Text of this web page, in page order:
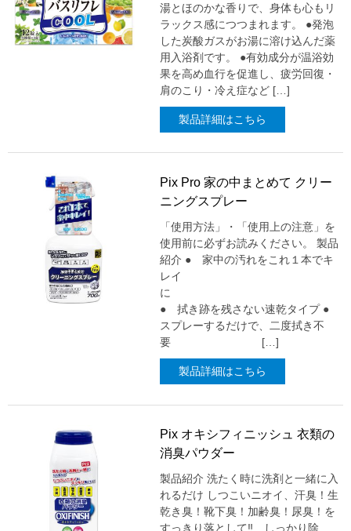
湯とほのかな香りで、身体も心もリ
ラックス感につつまれます。 ●発泡
した炭酸ガスがお湯に溶け込んだ薬
用入浴剤です。 ●有効成分が温浴効
果を高め血行を促進し、疲労回復・
肩のこり・冷え症など […]
製品詳細はこちら
Pix Pro 家の中まとめて クリー
ニングスプレー
「使用方法」・「使用上の注意」を
使用前に必ずお読みください。 製品
紹介 ● 家中の汚れをこれ１本でキ
レイ
に
● 拭き跡を残さない速乾タイプ ●
スプレーするだけで、二度拭き不
要 […]
製品詳細はこちら
Pix オキシフィニッシュ 衣類の
消臭パウダー
製品紹介 洗たく時に洗剤と一緒に入
れるだけ しつこいニオイ、汗臭！生
乾き臭！靴下臭！加齢臭！尿臭！を
すっきり落として‼ しっかり除